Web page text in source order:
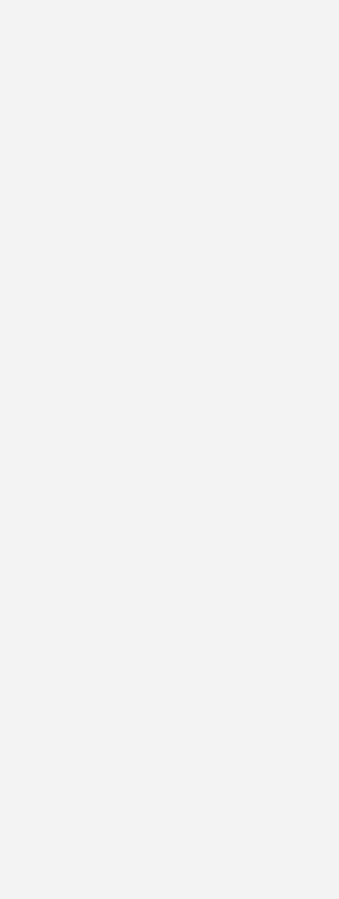
an Martin Winkle
gewählt. Herr Dipl.-Ing. Oliver Denz,
Kunststoff Technik GmbH, wurde in
Vorsitzender bestätigt und